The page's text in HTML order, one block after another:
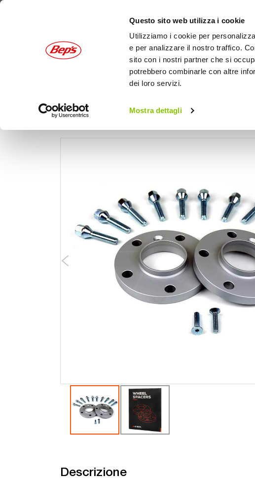
Questo sito web utilizza i cookie
Utilizziamo i cookie per
e per analizzare il nostro traffico.
sito con i nostri partner che si
potrebbero combinarle con altre
dei loro servizi.
Mostra dettagli
Descrizione